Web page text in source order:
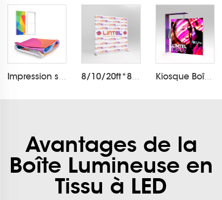
Impression sur Tissu Boîte à Lumière 8/10/20ft*8ft Housse de Coussin Décor LT-24Q1 Kiosque Boîte Lumineuse SEGPRO pour le Retail
Avantages de la
Boîte Lumineuse en
Tissu à LED